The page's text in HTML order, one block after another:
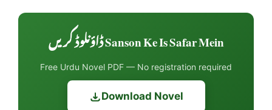
Sanson Ke Is Safar Mein ڈاؤنلوڈ کریں
Free Urdu Novel PDF — No registration required
Download Novel